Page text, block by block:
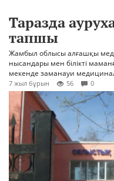
Таразда
тапшы
Жамбыл облысы алғашқы
нысандары мен білікті
мекенде заманауи
7 жыл бұрын 56 0